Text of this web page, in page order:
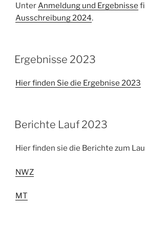
UnterAnmeldung und Ergebnisse
Ausschreibung 2024.
VERÖFFENTLICHT
AM
Ergebnisse 2023
Hier finden Sie die Ergebnise 2023
VERÖFFENTLICHT
AM
Berichte Lauf 2023
Hier finden sie die Berichte zum
NWZ
MT